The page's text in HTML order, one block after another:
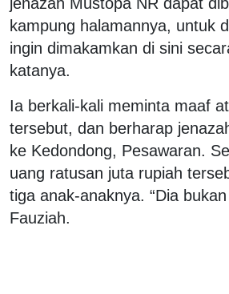
kampung halamannya, untuk
ingin dimakamkan di sini
katanya.
Ia berkali-kali meminta maaf
tersebut, dan berharap
ke Kedondong, Pesawaran.
uang ratusan juta rupiah
tiga anak-anaknya. “Dia
Fauziah.